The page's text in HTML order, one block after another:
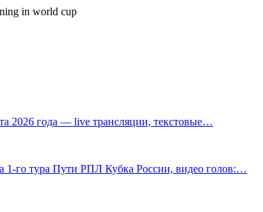
in world cup
2026 года — live трансляции, текстовые…
го тура Пути РПЛ Кубка России, видео голов:…